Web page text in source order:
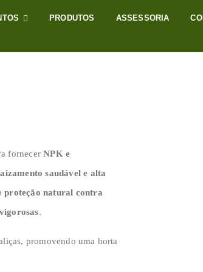
PRODUTOS ASSESSORIA
fornecerNPK e
saudável e alta
proteção natural contra
.
promovendo uma horta